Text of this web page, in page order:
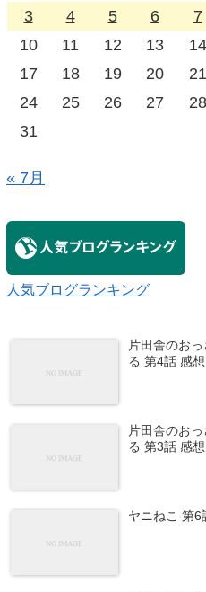
3
4 5 6 7
10
11 12 13 14
17
18 19 20 21
24
25 26 27 28
31
« 7月
人気ブログランキング
片田舎のお
る 第4話 感想
片田舎のお
る 第3話 感想
ヤニねこ 第6